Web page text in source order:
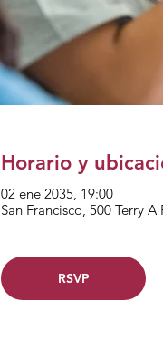
Horario y
02 ene 2035, 19:00
San Francisco, 500 Terry
RSVP